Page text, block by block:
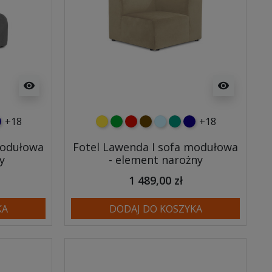
visibility
+18
visibility
żółtyzielonyczerwony
czekoladowy
błękitnyturkusowy
granatowy
+18
Fotel Lawenda I sofa modułowa
- element narożny
1 489,00 zł
DODAJ DO KOSZYKA